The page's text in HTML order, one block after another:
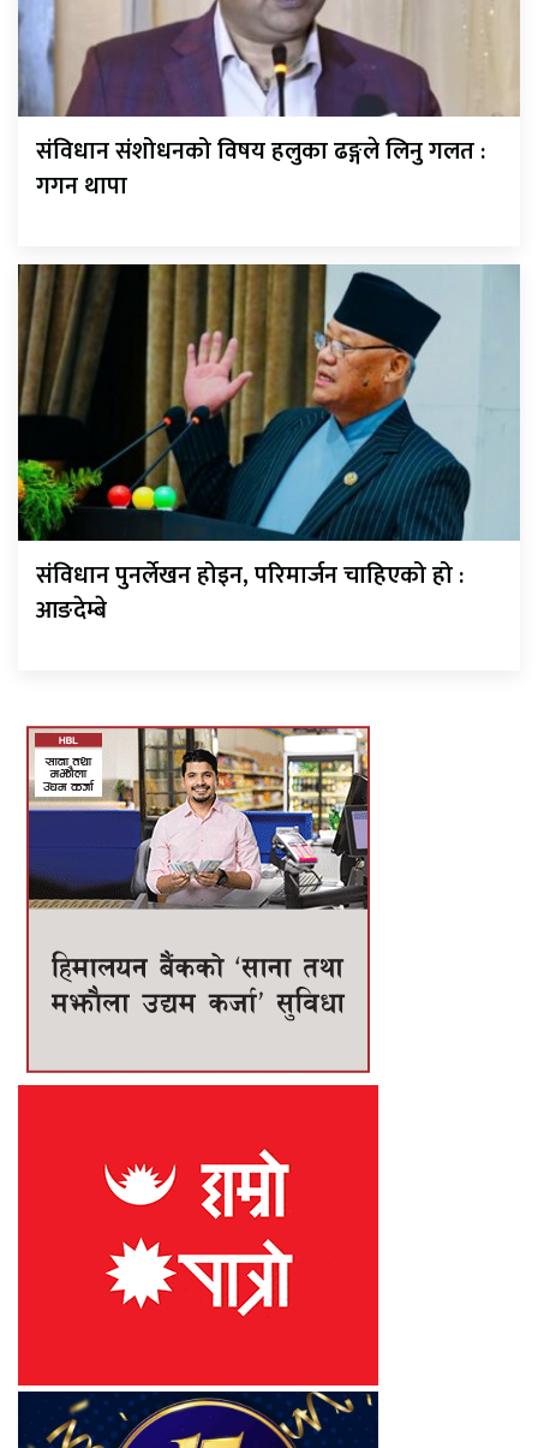
संविधान संशोधनको विषय हलुका ढङ्गले लिनु गलत :
गगन थापा
संविधान पुनर्लेखन होइन, परिमार्जन चाहिएको हो :
आङदेम्बे